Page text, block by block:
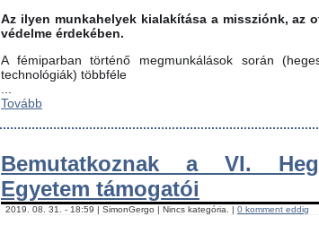
Az ilyen munkahelyek kialakítása a missziónk, az
védelme érdekében.
A fémiparban történő megmunkálások során
technológiák) többféle
Tovább
Bemutatkoznak a VI.
Egyetem támogatói
2019. 08. 31. - 18:59 | SimonGergo | Nincs kategória. | 0 komment eddig